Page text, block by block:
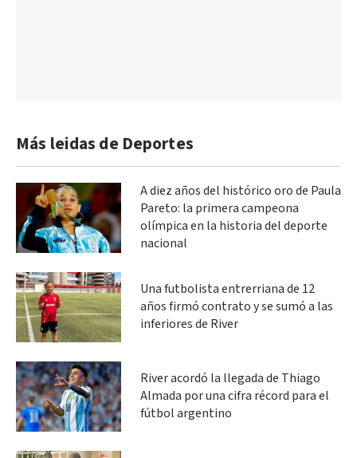
Más leidas de Deportes
A diez años del histórico oro de Paula
Pareto: la primera campeona
olímpica en la historia del deporte
nacional
Una futbolista entrerriana de 12
años firmó contrato y se sumó a las
inferiores de River
River acordó la llegada de Thiago
Almada por una cifra récord para el
fútbol argentino